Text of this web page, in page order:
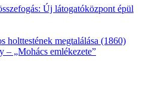
Új látogatóközpont épül
– „Mohács emlékezete”